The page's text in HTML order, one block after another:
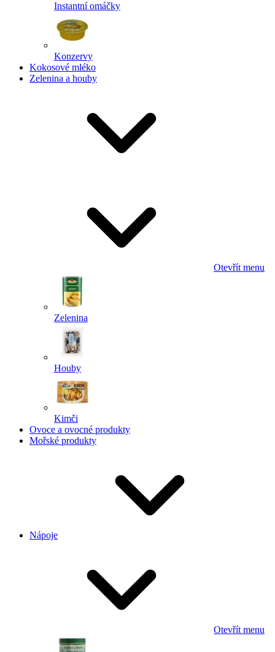
Instantní omáčky
Konzervy
Kokosové mléko
Zelenina a houby
Otevřít menu
Zelenina
Houby
Kimči
Ovoce a ovocné produkty
Mořské produkty
Nápoje
Otevřít menu